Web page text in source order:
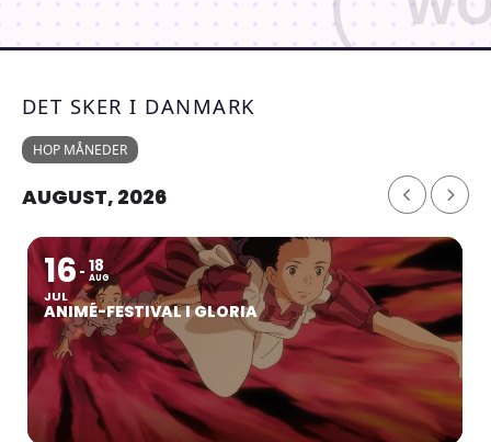
DET SKER I DANMARK
HOP MÅNEDER
AUGUST, 2026
16
JUL
18
AUG
ANIMÉ-FESTIVAL I GLORIA